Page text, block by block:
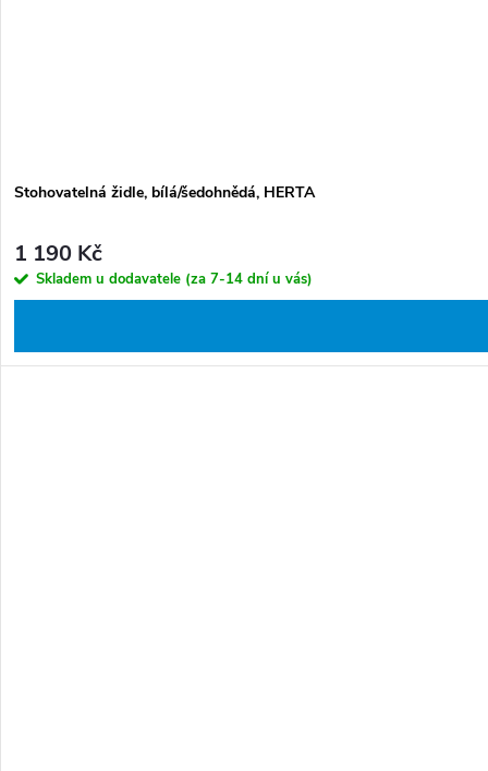
Stohovatelná židle, bílá/šedohnědá, HERTA
1 190 Kč
Skladem u dodavatele (za 7-14 dní u vás)